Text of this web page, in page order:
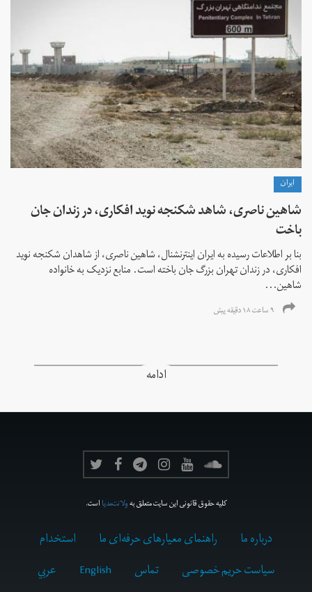
ايران
شاهین ناصری، شاهد شکنجه نوید افکاری، در زندان جان
باخت
بنا بر اطلاعات رسیده به ایران اینترنشنال، شاهین ناصری، از شاهدان شکنجه نوید
افکاری، در زندان تهران بزرگ جان باخته است. منابع نزدیک به خانواده
شاهین...
۹ ساعت ۱۸ دقیقه پیش
ادامه
کلیه حقوق قانونی این سایت متعلق بهولانت‌مدیااست.
درباره ما راهنمای معیارهای حرفه‌ای ما
استخدام
سیاست حریم خصوصی
تماس English
عربي